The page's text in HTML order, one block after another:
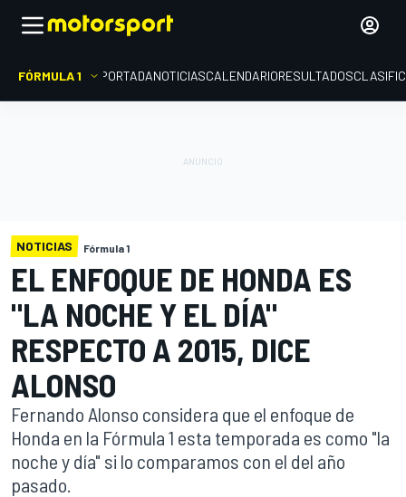
FÓRMULA 1 PORTADANOTICIASCALENDARIORESULTADOS
NOTICIAS Fórmula 1
EL ENFOQUE DE HONDA ES
"LA NOCHE Y EL DÍA"
RESPECTO A 2015, DICE
ALONSO
Fernando Alonso considera que el enfoque de
Honda en la Fórmula 1 esta temporada es como "la
noche y día" si lo comparamos con el del año
pasado.